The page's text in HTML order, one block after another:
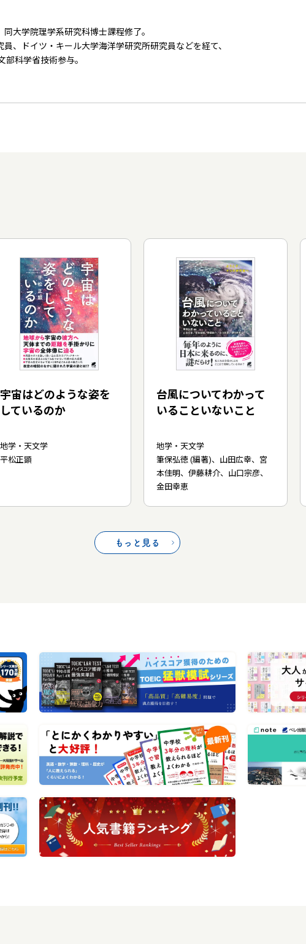
大学院理学系研究科博士課程修了。
、ドイツ・キール大学海洋学研究所研究員などを経て、
科学省技術参与。
宇宙はどのような姿を
しているのか
地学・天文学
平松正顕
台風についてわかって
いることいないこと
地学・天文学
筆保弘徳 (編著)、山田広幸、宮
本佳明、伊藤耕介、山口宗彦、
金田幸恵
もっと見る